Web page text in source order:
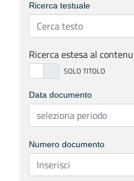
Ricerca testuale
Ricerca estesa al
Data documento
Numero documento